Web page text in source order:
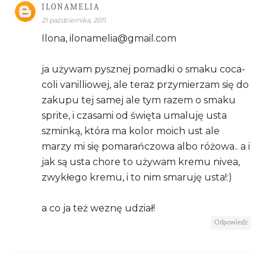
ILONAMELIA
21 października, 2011
Ilona, ilonamelia@gmail.com
ja używam pysznej pomadki o smaku coca-
coli vanilliowej, ale teraz przymierzam się do
zakupu tej samej ale tym razem o smaku
sprite, i czasami od święta umaluję usta
szminką, która ma kolor moich ust ale
marzy mi się pomarańczowa albo różowa.. a i
jak są usta chore to używam kremu nivea,
zwykłego kremu, i to nim smaruję usta!:)
a co ja też weznę udział!
Odpowiedz